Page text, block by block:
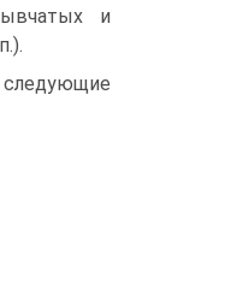
и
следующие